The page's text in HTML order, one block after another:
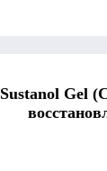
Sustanol Gel